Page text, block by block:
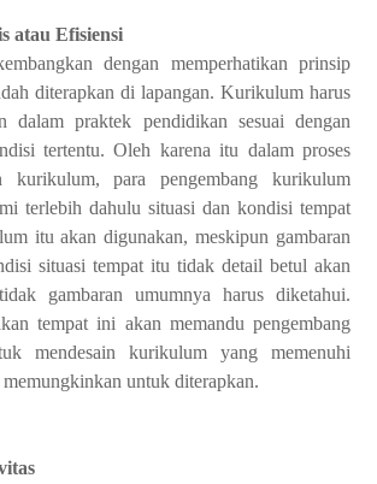
atau Efisiensi
dengan memperhatikan prinsip
diterapkan di lapangan. Kurikulum harus
dalam praktek pendidikan sesuai dengan
tertentu. Oleh karena itu dalam proses
kurikulum, para pengembang kurikulum
terlebih dahulu situasi dan kondisi tempat
itu akan digunakan, meskipun gambaran
situasi tempat itu tidak detail betul akan
gambaran umumnya harus diketahui.
tempat ini akan memandu pengembang
mendesain kurikulum yang memenuhi
untuk diterapkan.